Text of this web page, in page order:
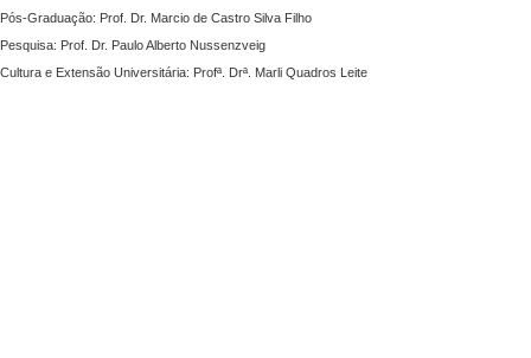
Pós-Graduação: Prof. Dr. Marcio de Castro Silva Filho
Pesquisa: Prof. Dr. Paulo Alberto Nussenzveig
Cultura e Extensão Universitária: Profª. Drª. Marli Quadros Leite